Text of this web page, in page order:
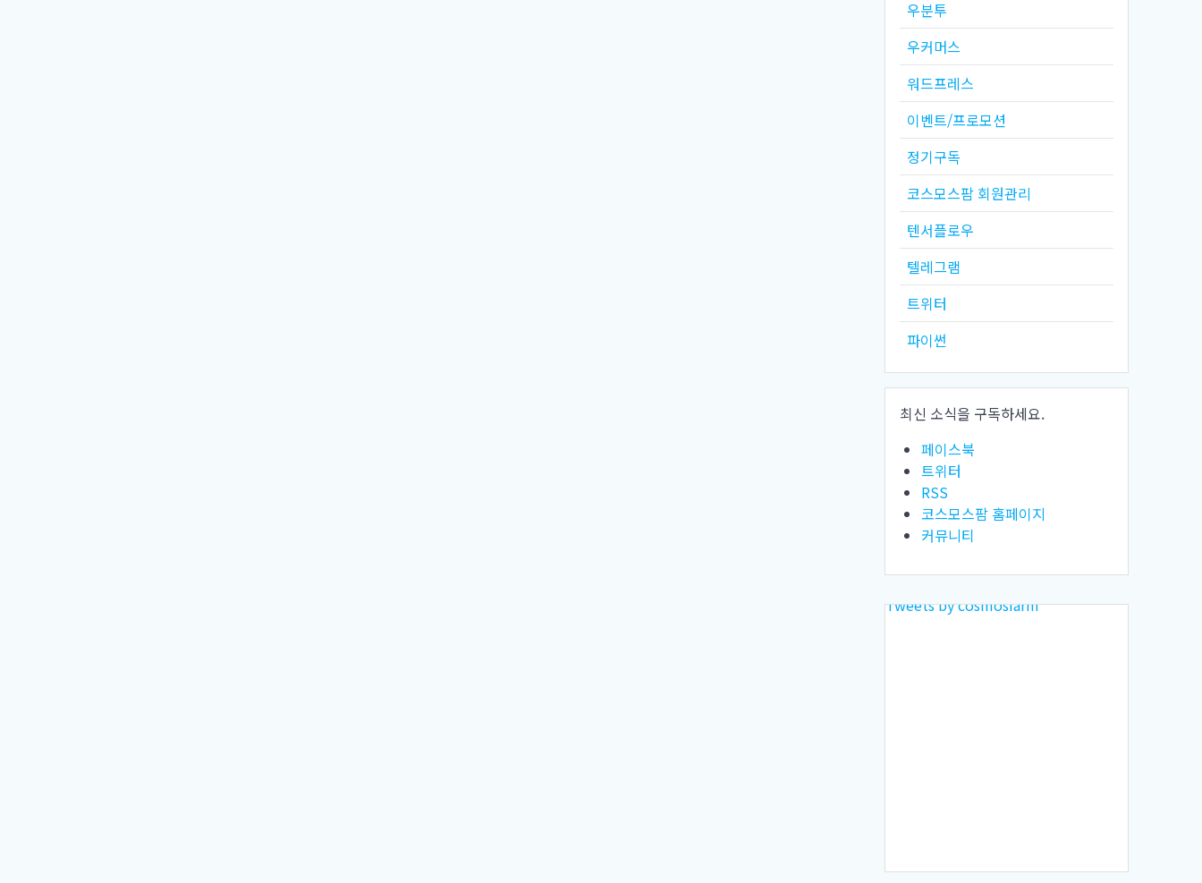
우분투
우커머스
워드프레스
이벤트/프로모션
정기구독
코스모스팜 회원관리
텐서플로우
텔레그램
트위터
파이썬
최신 소식을 구독하세요.
페이스북
트위터
RSS
코스모스팜 홈페이지
커뮤니티
Tweets by cosmosfarm